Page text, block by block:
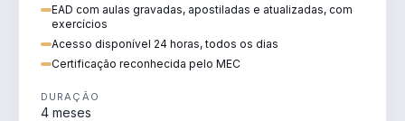
EAD com aulas gravadas, apostiladas e atualizadas, com
exercícios
Acesso disponível 24 horas, todos os dias
Certificação reconhecida pelo MEC
DURAÇÃO
4 meses